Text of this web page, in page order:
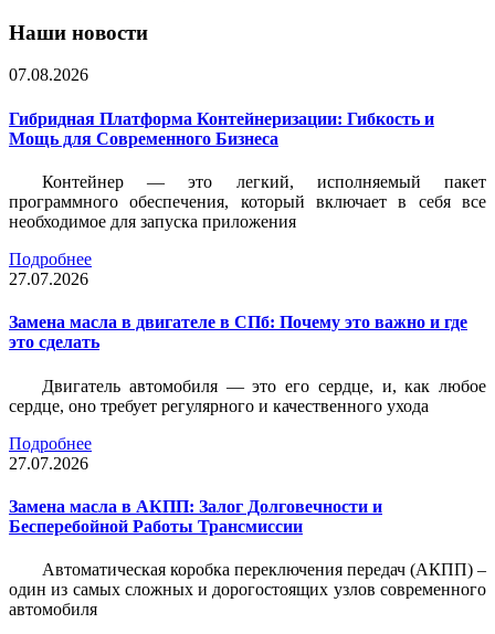
Наши новости
07.08.2026
Гибридная Платформа Контейнеризации: Гибкость и
Мощь для Современного Бизнеса
Контейнер — это легкий, исполняемый пакет
программного обеспечения, который включает в себя все
необходимое для запуска приложения
Подробнее
27.07.2026
Замена масла в двигателе в СПб: Почему это важно и где
это сделать
Двигатель автомобиля — это его сердце, и, как любое
сердце, оно требует регулярного и качественного ухода
Подробнее
27.07.2026
Замена масла в АКПП: Залог Долговечности и
Бесперебойной Работы Трансмиссии
Автоматическая коробка переключения передач (АКПП) –
один из самых сложных и дорогостоящих узлов современного
автомобиля